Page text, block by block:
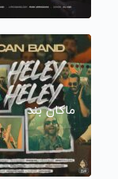
ماکان بند